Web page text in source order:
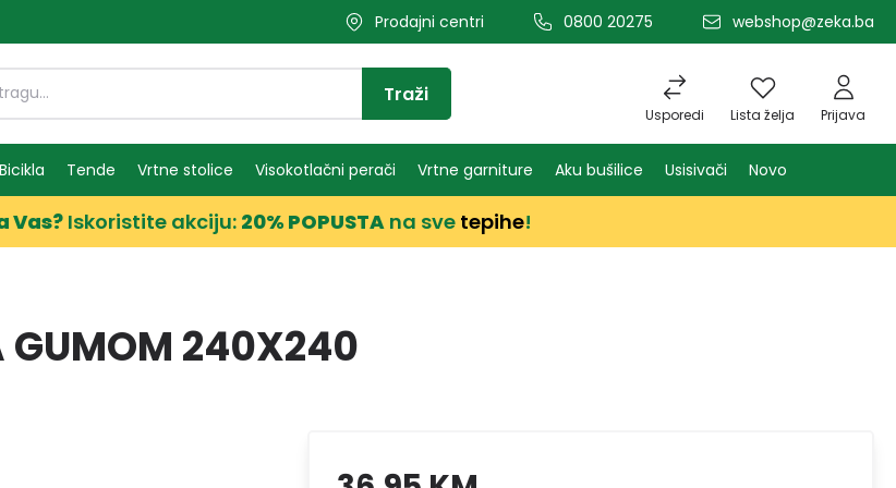
Prodajni centri 0800 20275 webshop@zeka.ba
Usporedi Lista želja Prijava
Traži
Bicikla Tende Vrtne stolice Visokotlačni perači Vrtne garniture Aku bušilice Usisivači Novo
Vas?Iskoristite akciju: 20% POPUSTA na sve tepihe!
GUMOM 240X240